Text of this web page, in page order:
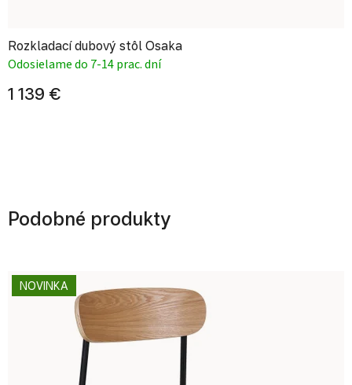
Rozkladací dubový stôl Osaka
Odosielame do 7-14 prac. dní
1 139 €
Podobné produkty
NOVINKA